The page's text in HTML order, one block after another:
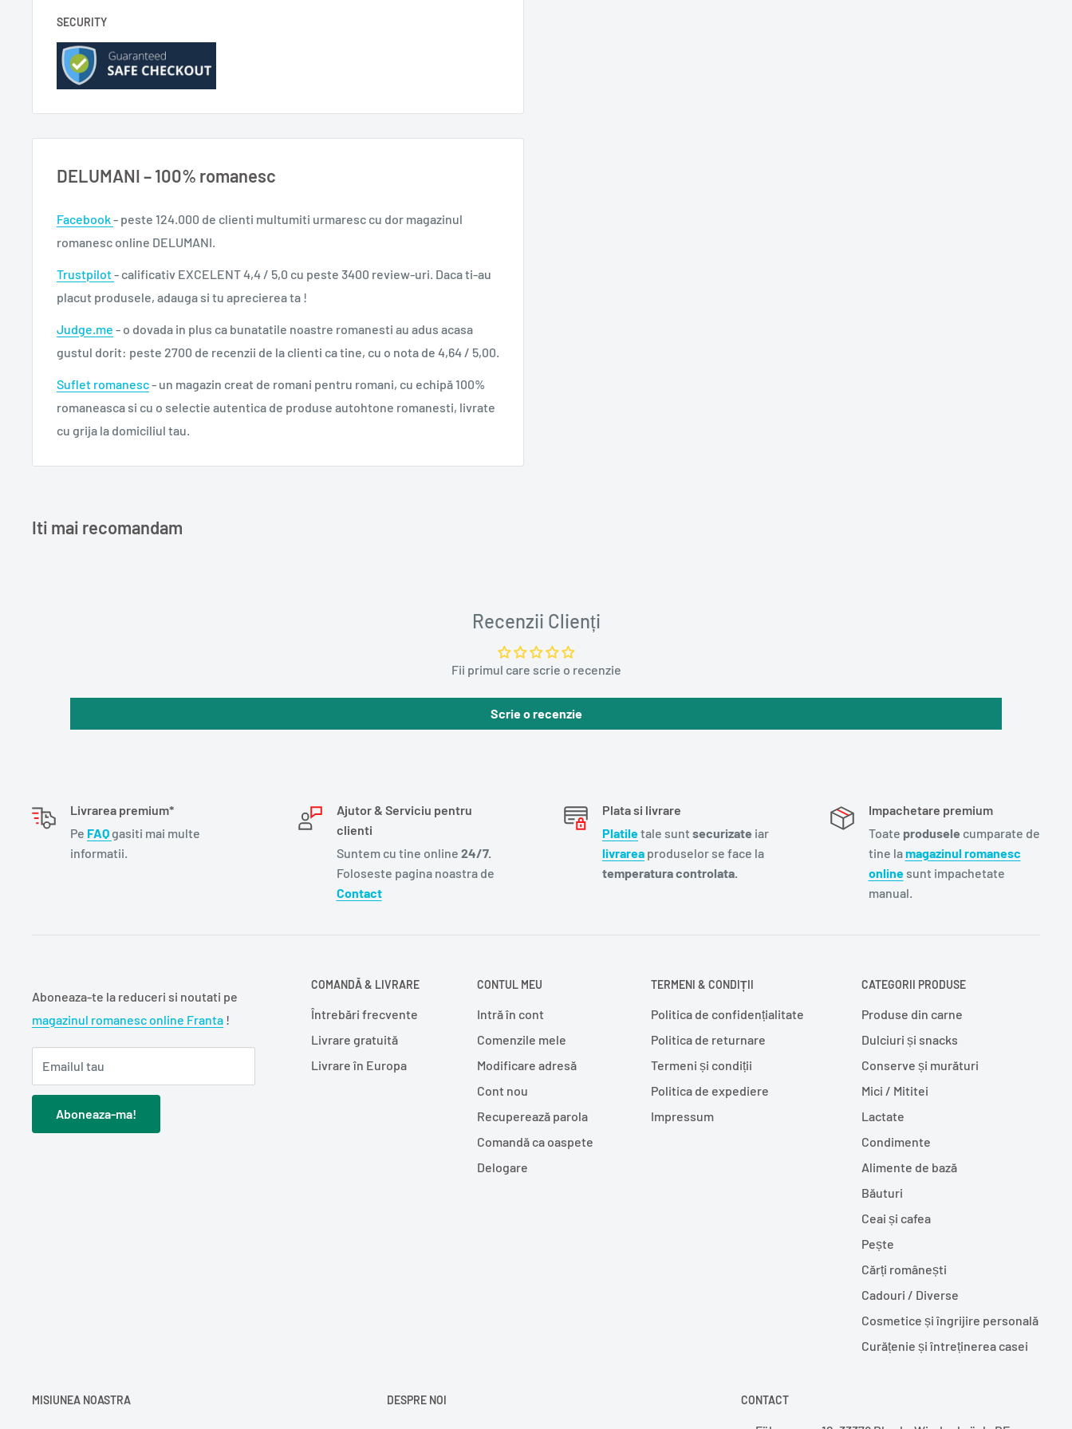
SECURITY
DELUMANI – 100% romanesc
Facebook- peste 124.000 de clienti multumiti urmaresc cu dor magazinul
romanesc online DELUMANI.
Trustpilot- calificativ EXCELENT 4,4 / 5,0 cu peste 3400 review-uri. Daca ti-au
placut produsele, adauga si tu aprecierea ta !
Judge.me - o dovada in plus ca bunatatile noastre romanesti au adus acasa
gustul dorit: peste 2700 de recenzii de la clienti ca tine, cu o nota de 4,64 / 5,00.
Suflet romanesc- un magazin creat de romani pentru romani, cu echipă 100%
romaneasca si cu o selectie autentica de produse autohtone romanesti, livrate
cu grija la domiciliul tau.
Iti mai recomandam
Recenzii Clienți
Fii primul care scrie o recenzie
Scrie o recenzie
Livrarea premium*
Pe FAQ gasiti mai multe
informatii.
Ajutor & Serviciu pentru
clienti
Suntem cu tine online 24/7.
Foloseste pagina noastra de
Contact
Plata si livrare
Platiletale sunt securizate iar
livrarea produselor se face la
temperatura controlata.
Impachetare premium
Toate produsele cumparate de
tine lamagazinul romanesc
onlinesunt impachetate
manual.
Aboneaza-te la reduceri si noutati pe
magazinul romanesc online Franta !
Emailul tau
Aboneaza-ma!
COMANDĂ & LIVRARE
Întrebări frecvente
Livrare gratuită
Livrare în Europa
CONTUL MEU
Intră în cont
Comenzile mele
Modificare adresă
Cont nou
Recuperează parola
Comandă ca oaspete
Delogare
TERMENI & CONDIȚII
Politica de confidențialitate
Politica de returnare
Termeni și condiții
Politica de expediere
Impressum
CATEGORII PRODUSE
Produse din carne
Dulciuri și snacks
Conserve și murături
Mici / Mititei
Lactate
Condimente
Alimente de bază
Băuturi
Ceai și cafea
Pește
Cărți românești
Cadouri / Diverse
Cosmetice și îngrijire personală
Curățenie și întreținerea casei
MISIUNEA NOASTRA DESPRE NOI CONTACT